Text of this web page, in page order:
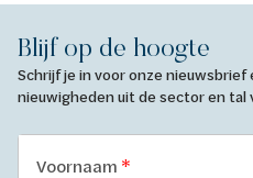
Blijf op de hoogte
Schrijf je in voor onze
nieuwigheden uit de sector en tal
Voornaam